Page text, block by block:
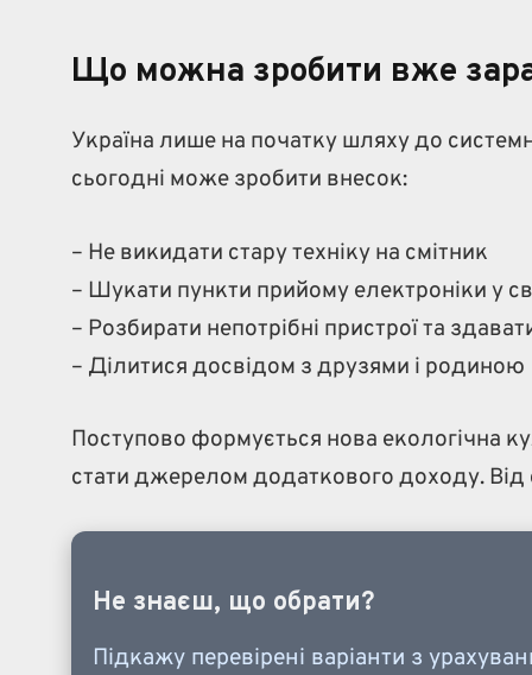
Що можна зробити вже
Україна лише на початку шляху до
сьогодні може зробити внесок:
– Не викидати стару техніку на смітник
– Шукати пункти прийому електроніки у
– Розбирати непотрібні пристрої та
– Ділитися досвідом з друзями і родиною
Поступово формується нова екологічна
стати джерелом додаткового доходу. Від
Не знаєш, що обрати?
Підкажу перевірені варіанти з